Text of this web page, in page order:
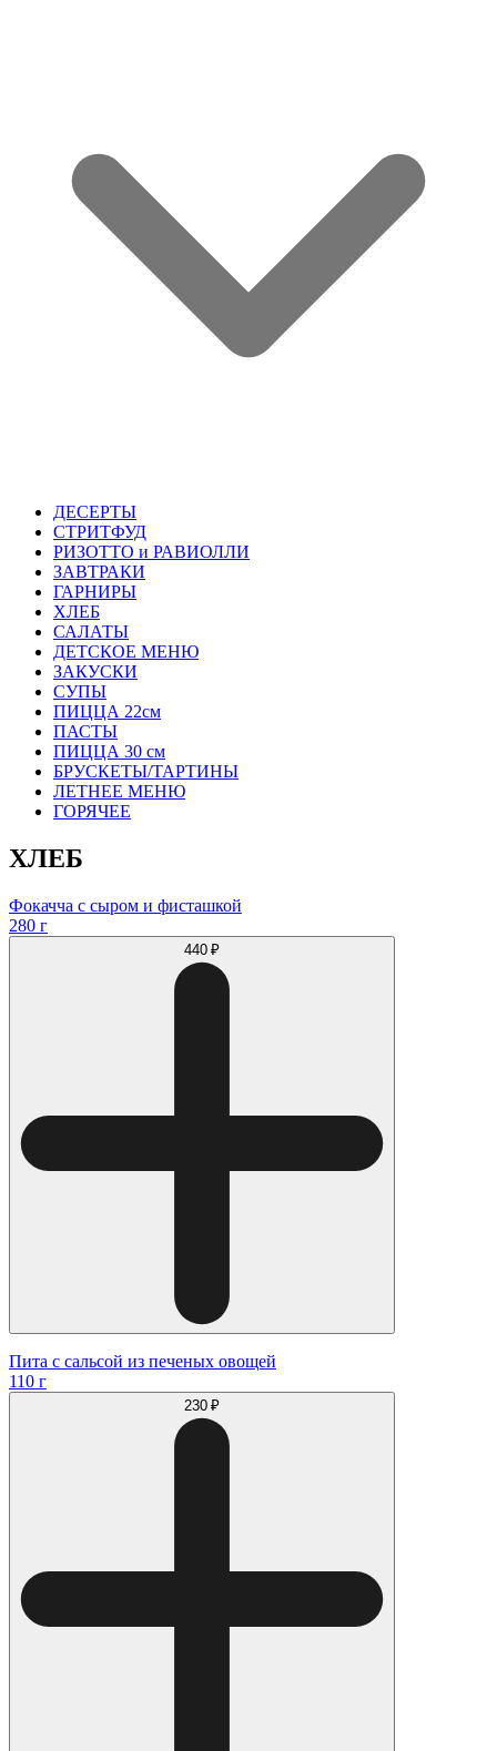
ДЕСЕРТЫ
СТРИТФУД
РИЗОТТО и РАВИОЛЛИ
ЗАВТРАКИ
ГАРНИРЫ
ХЛЕБ
САЛАТЫ
ДЕТСКОЕ МЕНЮ
ЗАКУСКИ
СУПЫ
ПИЦЦА 22см
ПАСТЫ
ПИЦЦА 30 см
БРУСКЕТЫ/ТАРТИНЫ
ЛЕТНЕЕ МЕНЮ
ГОРЯЧЕЕ
ХЛЕБ
Фокачча с сыром и фисташкой
280 г
440 ₽
Пита с сальсой из печеных овощей
110 г
230 ₽